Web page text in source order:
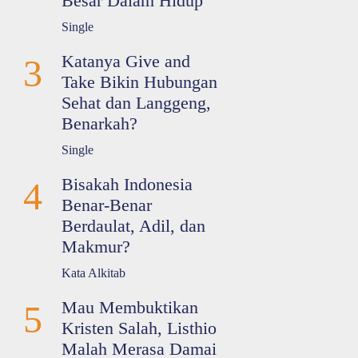
Single
3
Katanya Give and
Take Bikin Hubungan
Sehat dan Langgeng,
Benarkah?
Single
4
Bisakah Indonesia
Benar-Benar
Berdaulat, Adil, dan
Makmur?
Kata Alkitab
5
Mau Membuktikan
Kristen Salah, Listhio
Malah Merasa Damai